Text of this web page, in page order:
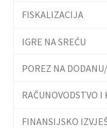
FISKALIZACIJA
IGRE NA SREĆU
POREZ NA
RAČUNOVODSTVO
FINANSIJSKO